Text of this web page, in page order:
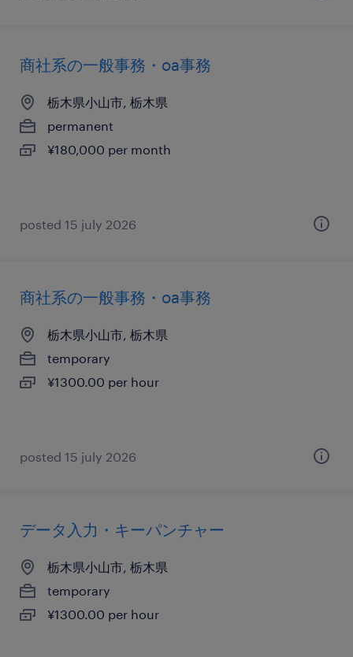
商社系の一般事務・oa事務
栃木県小山市, 栃木県
permanent
¥180,000 per month
posted 15 july 2026
商社系の一般事務・oa事務
栃木県小山市, 栃木県
temporary
¥1300.00 per hour
posted 15 july 2026
データ入力・キーパンチャー
栃木県小山市, 栃木県
temporary
¥1300.00 per hour